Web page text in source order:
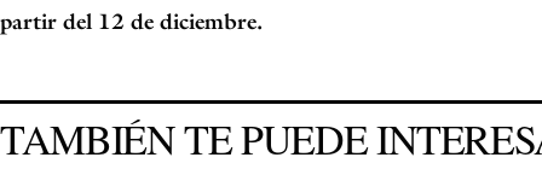
partir del 12 de diciembre.
TAMBIÉN TE PUEDE